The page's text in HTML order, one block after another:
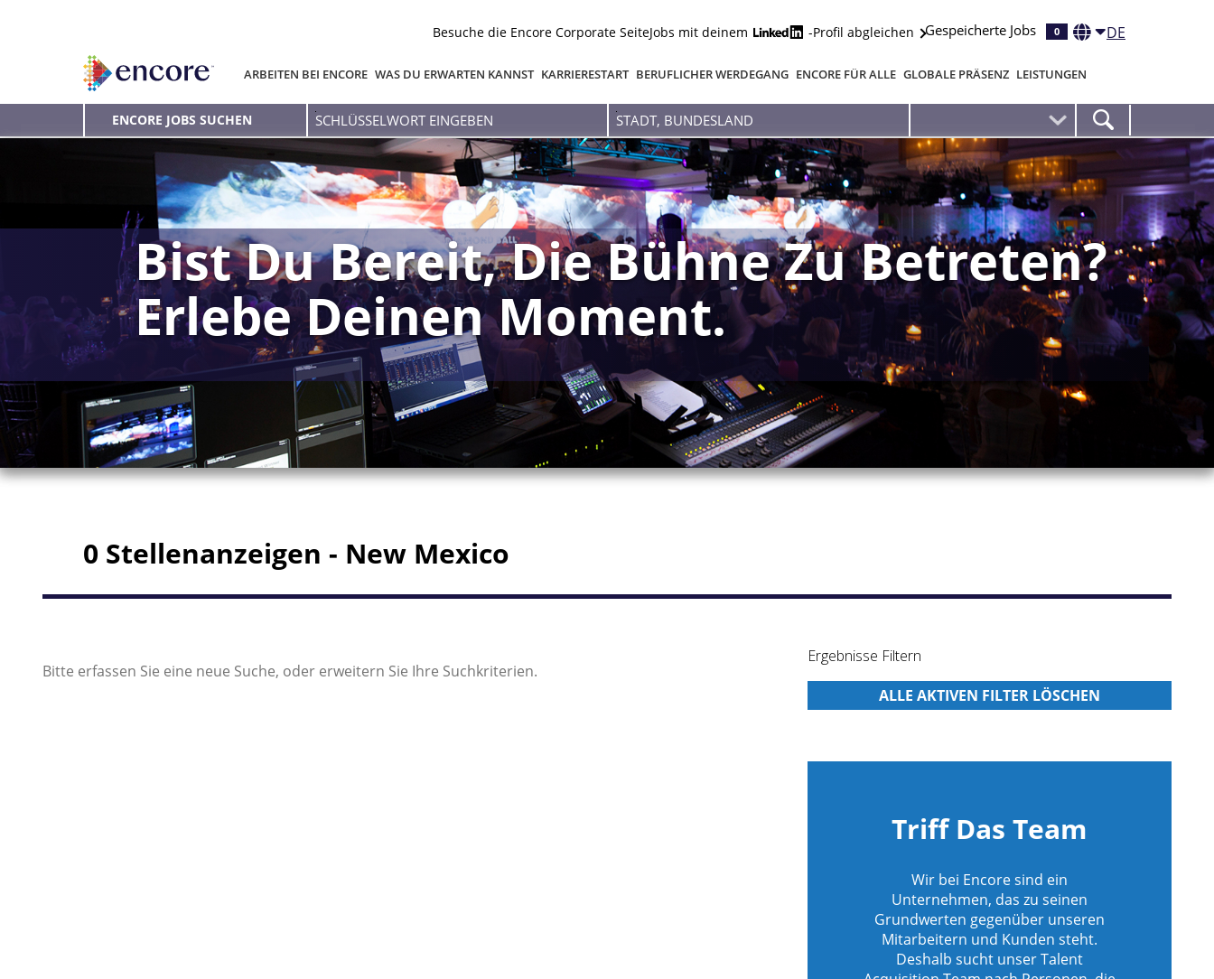
Besuche die Encore Corporate SeiteJobs mit deinem -Profil abgleichen Gespeicherte Jobs 0 DE
ARBEITEN BEI ENCORE WAS DU ERWARTEN KANNST KARRIERESTART BERUFLICHER WERDEGANG ENCORE FÜR ALLE GLOBALE PRÄSENZ LEISTUNGEN
ENCORE JOBS SUCHEN
Schlüsselwort
eingeben
Stadt,
Bundesland
Bist Du Bereit, Die Bühne Zu Betreten?
Erlebe Deinen Moment.
0 Stellenanzeigen - New Mexico
Bitte erfassen Sie eine neue Suche, oder erweitern Sie Ihre Suchkriterien.
Ergebnisse Filtern
Triff Das Team
Wir bei Encore sind ein
Unternehmen, das zu seinen
Grundwerten gegenüber unseren
Mitarbeitern und Kunden steht.
Deshalb sucht unser Talent